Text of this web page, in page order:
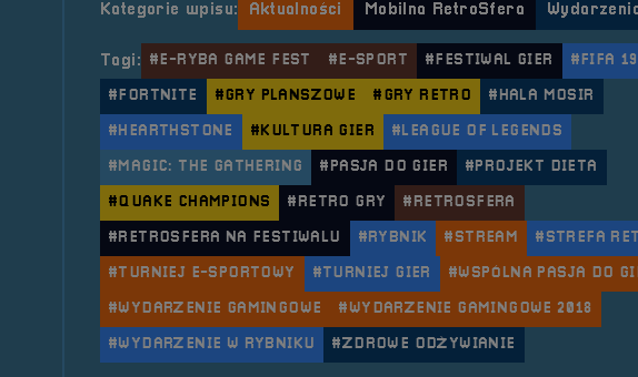
Kategorie wpisu: Aktualności Mobilna RetroSfera
Tagi: #E-RYBA GAME FEST #E-SPORT #FESTIWAL GIER #FIFA 19
#FORTNITE #GRY PLANSZOWE #GRY RETRO #HALA MOSIR
#HEARTHSTONE #KULTURA GIER #LEAGUE OF LEGENDS
#MAGIC: THE GATHERING #PASJA DO GIER #PROJEKT DIETA
#QUAKE CHAMPIONS #RETRO GRY #RETROSFERA
#RETROSFERA NA FESTIWALU #RYBNIK #STREAM #STREFA
#TURNIEJ E-SPORTOWY #TURNIEJ GIER #WSPÓLNA PASJA DO
#WYDARZENIE GAMINGOWE #WYDARZENIE GAMINGOWE 2018
#WYDARZENIE W RYBNIKU #ZDROWE ODŻYWIANIE